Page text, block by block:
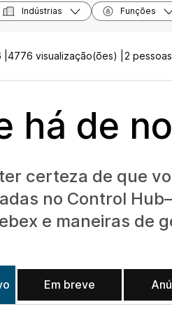
Indústrias Funções
4776 visualização(ões) | 2
há de
certeza de que
no Control
e maneiras de
Em breve